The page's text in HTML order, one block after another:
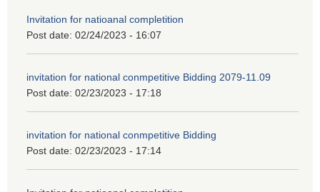
Invitation for natioanal completition
Post date: 02/24/2023 - 16:07
invitation for national conmpetitive Bidding 2079-11.09
Post date: 02/23/2023 - 17:18
invitation for national conmpetitive Bidding
Post date: 02/23/2023 - 17:14